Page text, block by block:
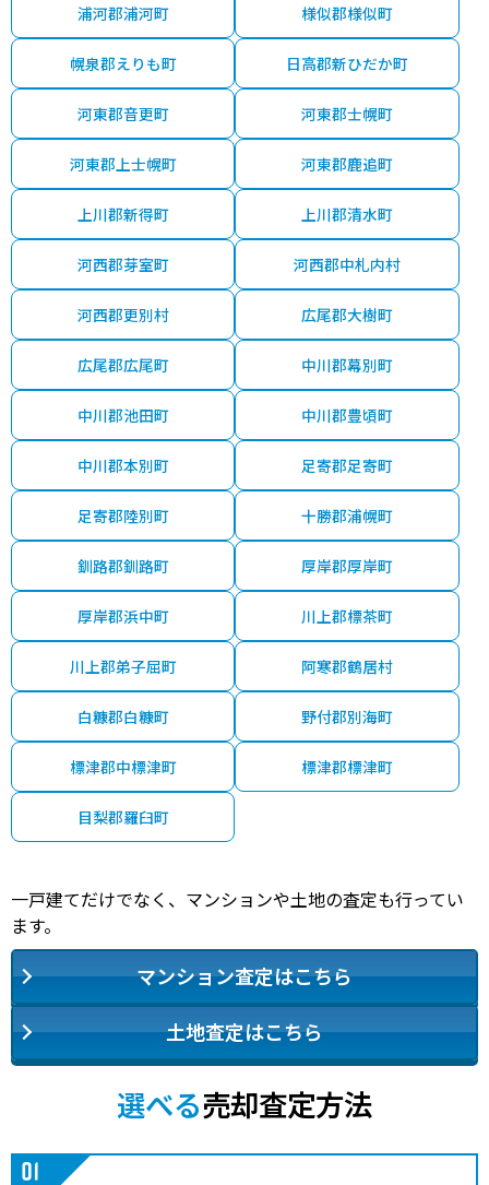
浦河郡浦河町 様似郡様似町
幌泉郡えりも町 日高郡新ひだか町
河東郡音更町 河東郡士幌町
河東郡上士幌町 河東郡鹿追町
上川郡新得町 上川郡清水町
河西郡芽室町 河西郡中札内村
河西郡更別村 広尾郡大樹町
広尾郡広尾町 中川郡幕別町
中川郡池田町 中川郡豊頃町
中川郡本別町 足寄郡足寄町
足寄郡陸別町 十勝郡浦幌町
釧路郡釧路町 厚岸郡厚岸町
厚岸郡浜中町 川上郡標茶町
川上郡弟子屈町 阿寒郡鶴居村
白糠郡白糠町 野付郡別海町
標津郡中標津町 標津郡標津町
目梨郡羅臼町
一戸建てだけでなく、マンションや土地の査定も行ってい
ます。
マンション査定はこちら
土地査定はこちら
選べる売却査定方法